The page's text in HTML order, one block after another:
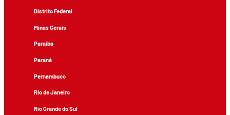
Distrito Federal
Minas Gerais
Paraíba
Paraná
Pernambuco
Rio de Janeiro
Rio Grande do Sul